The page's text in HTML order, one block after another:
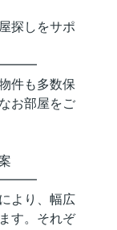
探しをサポ
件も多数保
お部屋をご
より、幅広
す。それぞ